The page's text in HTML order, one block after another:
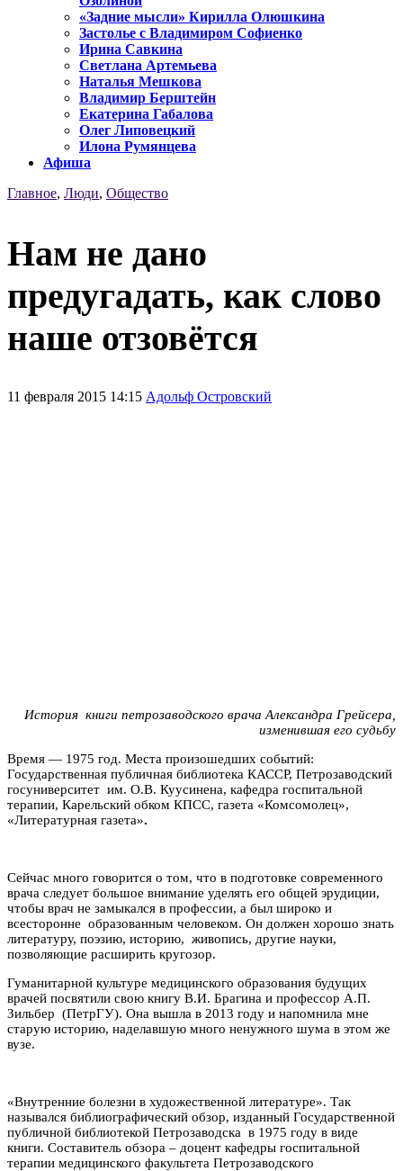
«Задние мысли» Кирилла Олюшкина
Застолье с Владимиром Софиенко
Ирина Савкина
Светлана Артемьева
Наталья Мешкова
Владимир Берштейн
Екатерина Габалова
Олег Липовецкий
Илона Румянцева
Афиша
Главное, Люди, Общество
Нам не дано
предугадать, как слово
наше отзовётся
11 февраля 2015 14:15 Адольф Островский
История книги петрозаводского врача Александра Грейсера,
изменившая его судьбу
Время — 1975 год. Места произошедших событий:
Государственная публичная библиотека КАССР, Петрозаводский
госуниверситет им. О.В. Куусинена, кафедра госпитальной
терапии, Карельский обком КПСС, газета «Комсомолец»,
«Литературная газета».
Сейчас много говорится о том, что в подготовке современного
врача следует большое внимание уделять его общей эрудиции,
чтобы врач не замыкался в профессии, а был широко и
всесторонне образованным человеком. Он должен хорошо знать
литературу, поэзию, историю, живопись, другие науки,
позволяющие расширить кругозор.
Гуманитарной культуре медицинского образования будущих
врачей посвятили свою книгу В.И. Брагина и профессор А.П.
Зильбер (ПетрГУ). Она вышла в 2013 году и напомнила мне
старую историю, наделавшую много ненужного шума в этом же
вузе.
«Внутренние болезни в художественной литературе». Так
назывался библиографический обзор, изданный Государственной
публичной библиотекой Петрозаводска в 1975 году в виде
книги. Составитель обзора – доцент кафедры госпитальной
терапии медицинского факультета Петрозаводского